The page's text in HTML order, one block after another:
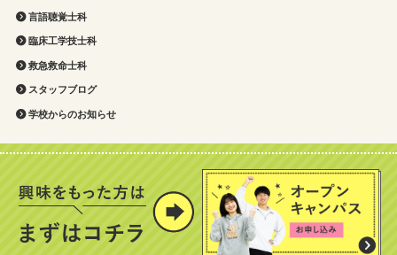
言語聴覚士科
臨床工学技士科
救急救命士科
スタッフブログ
学校からのお知らせ